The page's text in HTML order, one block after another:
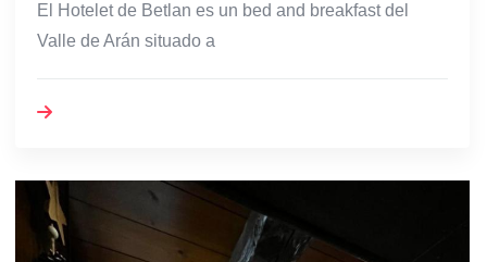
El Hotelet de Betlan es un bed and breakfast del
Valle de Arán situado a